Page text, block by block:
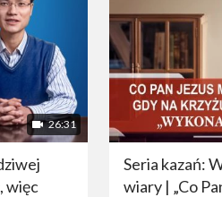
26:31
więc
Seria kazań:
wiary | „Co